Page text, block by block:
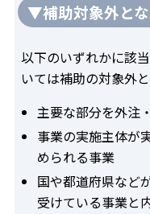
▼補助対象外と
以下のいずれかに該
いては補助の対象外と
主要な部分を外注
事業の実施主体が
められる事業
国や都道府県など
受けている事業と